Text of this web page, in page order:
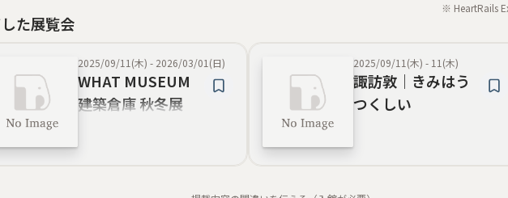
※ HeartRails
た展覧会
2025/09/11(木) - 2026/03/01(日)
WHAT MUSEUM
建築倉庫 秋冬展
2025/09/11(木) - 11(木)
諏訪敦｜きみはう
つくしい